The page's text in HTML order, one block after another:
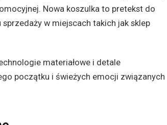
Nowa koszulka to pretekst do
w miejscach takich jak sklep
materiałowe i detale
początku i świeżych emocji związanych